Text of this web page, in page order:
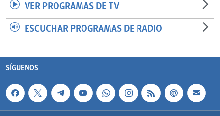
VER PROGRAMAS DE TV
ESCUCHAR PROGRAMAS DE RADIO
SÍGUENOS